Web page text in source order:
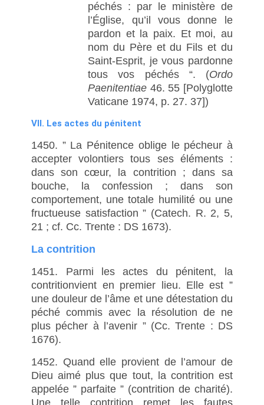
péchés : par le ministère de
l’Église, qu’il vous donne le
pardon et la paix. Et moi, au
nom du Père et du Fils et du
Saint-Esprit, je vous pardonne
tous vos péchés “. (Ordo
Paenitentiae 46. 55 [Polyglotte
Vaticane 1974, p. 27. 37])
VII. Les actes du pénitent
1450. ” La Pénitence oblige le pécheur à
accepter volontiers tous ses éléments :
dans son cœur, la contrition ; dans sa
bouche, la confession ; dans son
comportement, une totale humilité ou une
fructueuse satisfaction ” (Catech. R. 2, 5,
21 ; cf. Cc. Trente : DS 1673).
La contrition
1451. Parmi les actes du pénitent, la
contritionvient en premier lieu. Elle est ”
une douleur de l’âme et une détestation du
péché commis avec la résolution de ne
plus pécher à l’avenir ” (Cc. Trente : DS
1676).
1452. Quand elle provient de l’amour de
Dieu aimé plus que tout, la contrition est
appelée ” parfaite ” (contrition de charité).